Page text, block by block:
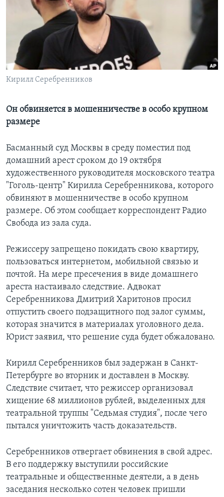
Learning English
СОЦИАЛЬНЫЕ СЕТИ
Кирилл Серебренников
Он обвиняется в мошенничестве в особо крупном
размере
Басманный суд Москвы в среду поместил под
домашний арест сроком до 19 октября
художественного руководителя московского театра
"Гоголь-центр" Кирилла Серебренникова, которого
обвиняют в мошенничестве в особо крупном
размере. Об этом сообщает корреспондент Радио
Свобода из зала суда.
Режиссеру запрещено покидать свою квартиру,
пользоваться интернетом, мобильной связью и
почтой. На мере пресечения в виде домашнего
ареста настаивало следствие. Адвокат
Серебренникова Дмитрий Харитонов просил
отпустить своего подзащитного под залог суммы,
которая значится в материалах уголовного дела.
Юрист заявил, что решение суда будет обжаловано.
Кирилл Серебренников был задержан в Санкт-
Петербурге во вторник и доставлен в Москву.
Следствие считает, что режиссер организовал
хищение 68 миллионов рублей, выделенных для
театральной труппы "Седьмая студия", после чего
пытался уничтожить часть доказательств.
Серебренников отвергает обвинения в свой адрес.
В его поддержку выступили российские
театральные и общественные деятели, а в день
заседания несколько сотен человек пришли